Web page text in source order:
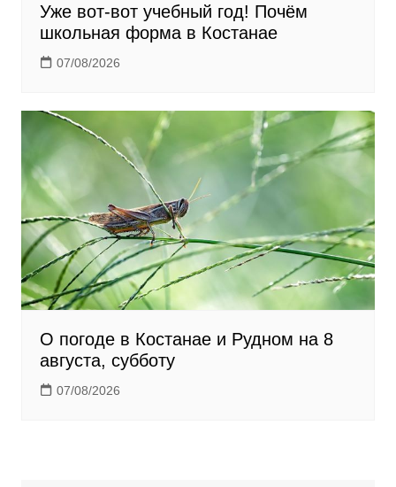
Уже вот-вот учебный год! Почём
школьная форма в Костанае
07/08/2026
О погоде в Костанае и Рудном на 8
августа, субботу
07/08/2026